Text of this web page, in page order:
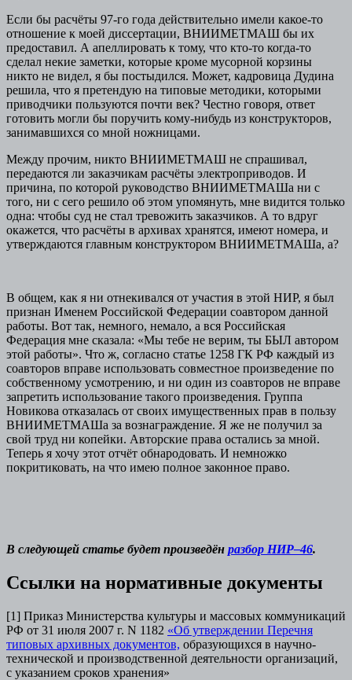
Если бы расчёты 97-го года действительно имели какое-то
отношение к моей диссертации, ВНИИМЕТМАШ бы их
предоставил. А апеллировать к тому, что кто-то когда-то
сделал некие заметки, которые кроме мусорной корзины
никто не видел, я бы постыдился. Может, кадровица Дудина
решила, что я претендую на типовые методики, которыми
приводчики пользуются почти век? Честно говоря, ответ
готовить могли бы поручить кому-нибудь из конструкторов,
занимавшихся со мной ножницами.
Между прочим, никто ВНИИМЕТМАШ не спрашивал,
передаются ли заказчикам расчёты электроприводов. И
причина, по которой руководство ВНИИМЕТМАШа ни с
того, ни с сего решило об этом упомянуть, мне видится только
одна: чтобы суд не стал тревожить заказчиков. А то вдруг
окажется, что расчёты в архивах хранятся, имеют номера, и
утверждаются главным конструктором ВНИИМЕТМАШа, а?
В общем, как я ни отнекивался от участия в этой НИР, я был
признан Именем Российской Федерации соавтором данной
работы. Вот так, немного, немало, а вся Российская
Федерация мне сказала: «Мы тебе не верим, ты БЫЛ автором
этой работы». Что ж, согласно статье 1258 ГК РФ каждый из
соавторов вправе использовать совместное произведение по
собственному усмотрению, и ни один из соавторов не вправе
запретить использование такого произведения. Группа
Новикова отказалась от своих имущественных прав в пользу
ВНИИМЕТМАШа за вознаграждение. Я же не получил за
свой труд ни копейки. Авторские права остались за мной.
Теперь я хочу этот отчёт обнародовать. И немножко
покритиковать, на что имею полное законное право.
В следующей статье будет произведён разбор НИР–46.
Ссылки на нормативные документы
[1] Приказ Министерства культуры и массовых коммуникаций
РФ от 31 июля 2007 г. N 1182 «Об утверждении Перечня
типовых архивных документов, образующихся в научно-
технической и производственной деятельности организаций,
с указанием сроков хранения»